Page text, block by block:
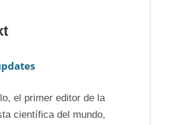
el primer editor de la